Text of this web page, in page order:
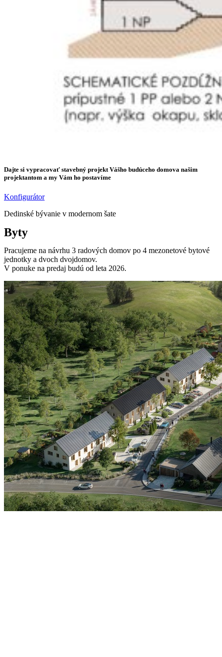
Dajte si vypracovať stavebný projekt Vášho budúceho domova našim
projektantom a my Vám ho postavíme
Konfigurátor
Dedinské bývanie v modernom šate
Byty
Pracujeme na návrhu 3 radových domov po 4 mezonetové bytové
jednotky a dvoch dvojdomov.
V ponuke na predaj budú od leta 2026.